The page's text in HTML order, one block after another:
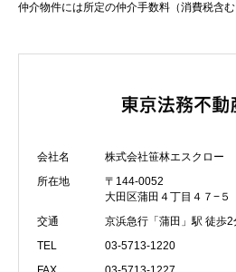
仲介物件には所定の仲介手数料（消費税含む
会社名
株式会社笹林エスクロー
所在地
〒144-0052
大田区蒲田４丁目４７−５
交通
京浜急行「蒲田」駅 徒歩2
TEL
03-5713-1220